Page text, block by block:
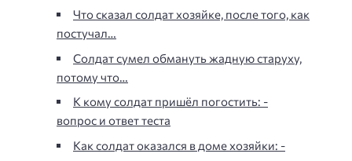
Что сказал солдат хозяйке, после того, как
постучал…
Солдат сумел обмануть жадную старуху,
потому что…
К кому солдат пришёл погостить: -
вопрос и ответ теста
Как солдат оказался в доме хозяйки: -